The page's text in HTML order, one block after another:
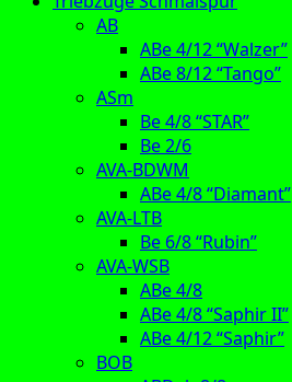
AB
ABe 4/12 “Walzer”
ABe 8/12 “Tango”
ASm
Be 4/8 “STAR”
Be 2/6
AVA-BDWM
ABe 4/8 “Diamant”
AVA-LTB
Be 6/8 “Rubin”
AVA-WSB
ABe 4/8
ABe 4/8 “Saphir II”
ABe 4/12 “Saphir”
BOB